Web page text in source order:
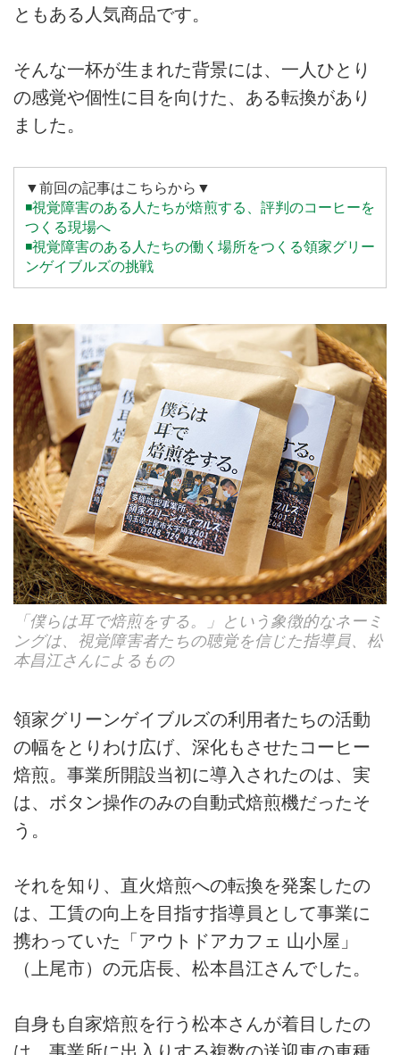
ともある人気商品です。
そんな一杯が生まれた背景には、一人ひとり
の感覚や個性に目を向けた、ある転換があり
ました。
▼前回の記事はこちらから▼
◾️視覚障害のある人たちが焙煎する、評判のコーヒーを
つくる現場へ
◾️視覚障害のある人たちの働く場所をつくる領家グリー
ンゲイブルズの挑戦
「僕らは耳で焙煎をする。」という象徴的なネーミ
ングは、視覚障害者たちの聴覚を信じた指導員、松
本昌江さんによるもの
領家グリーンゲイブルズの利用者たちの活動
の幅をとりわけ広げ、深化もさせたコーヒー
焙煎。事業所開設当初に導入されたのは、実
は、ボタン操作のみの自動式焙煎機だったそ
う。
それを知り、直火焙煎への転換を発案したの
は、工賃の向上を目指す指導員として事業に
携わっていた「アウトドアカフェ 山小屋」
（上尾市）の元店長、松本昌江さんでした。
自身も自家焙煎を行う松本さんが着目したの